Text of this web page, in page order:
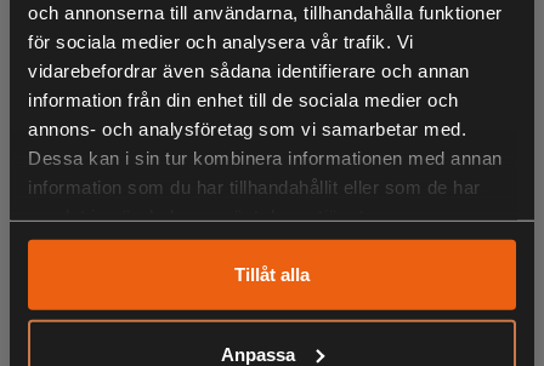
och annonserna till användarna, tillhandahålla funktioner
för sociala medier och analysera vår trafik. Vi
vidarebefordrar även sådana identifierare och annan
information från din enhet till de sociala medier och
annons- och analysföretag som vi samarbetar med.
Dessa kan i sin tur kombinera informationen med annan
information som du har tillhandahållit eller som de har
Tillåt alla
Anpassa
LIKNANDE PRODUKTER
KÖPS OFTA TILLSAMMANS
ANDRA HAR OCKSÅ TITTAT PÅ